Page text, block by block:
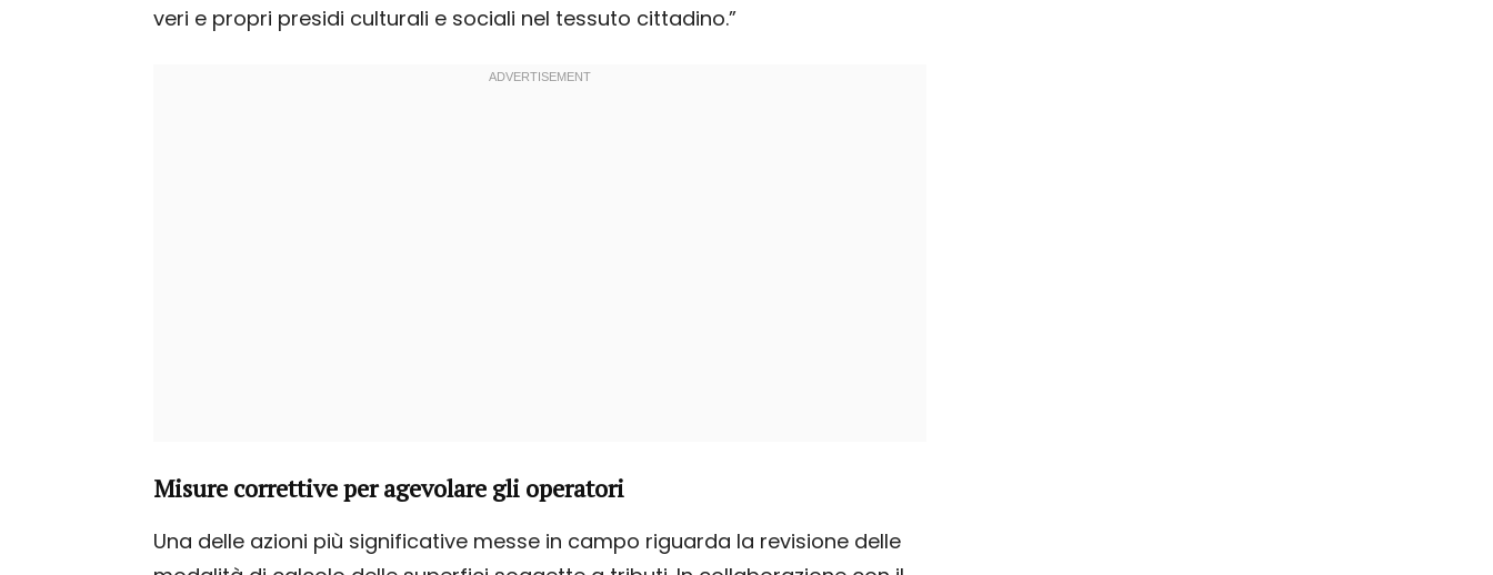
veri e propri presidi culturali e sociali nel tessuto cittadino.”
Misure correttive per agevolare gli operatori
Una delle azioni più significative messe in campo riguarda la revisione delle